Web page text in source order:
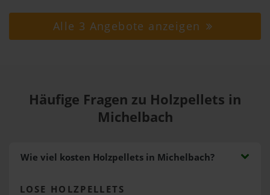
Alle 3 Angebote anzeigen
Häufige Fragen zu Holzpellets in
Michelbach
Wie viel kosten Holzpellets in Michelbach?
LOSE HOLZPELLETS